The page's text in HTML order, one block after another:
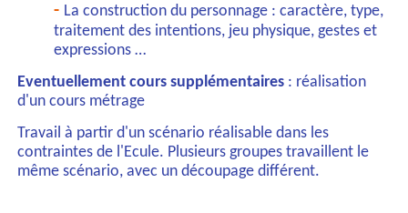
La construction du personnage : caractère, type,
traitement des intentions, jeu physique, gestes et
expressions …
Eventuellement cours supplémentaires: réalisation
d'un cours métrage
Travail à partir d'un scénario réalisable dans les
contraintes de l'Ecule. Plusieurs groupes travaillent le
même scénario, avec un découpage différent.